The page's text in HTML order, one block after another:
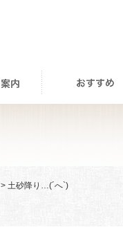
> 土砂降り…(´へ`)